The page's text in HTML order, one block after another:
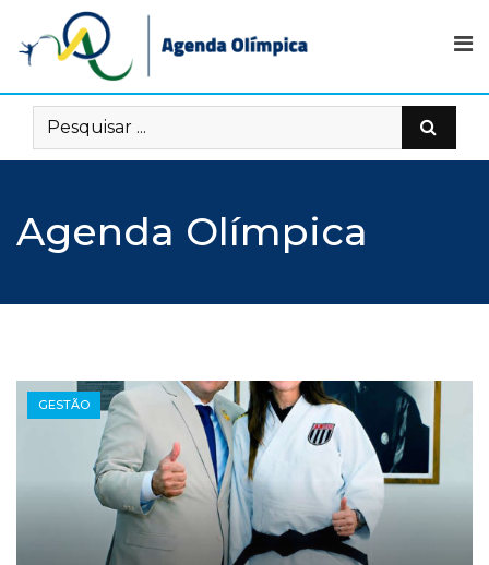
content
Agenda Olímpica
GESTÃO